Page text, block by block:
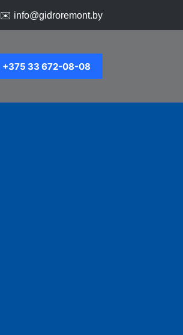
✉️ info@gidroremont.by
+375 33 672-08-08